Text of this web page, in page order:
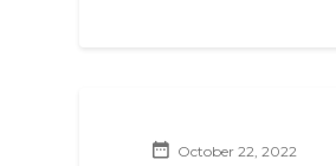
October 22, 2022